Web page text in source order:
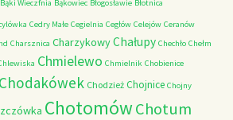
Bąki Wieczfnia Bąkowiec Błogosławie Błotnica
Cedry Małe Cegielnia Cegłów Celejów Ceranów
Charsznica CharzykowyChałupy Chechło Chełm
Chmielewo Chmielnik Chobienice
Chodakówek Chodzież Chojnice Chojny
ChotomówChotum